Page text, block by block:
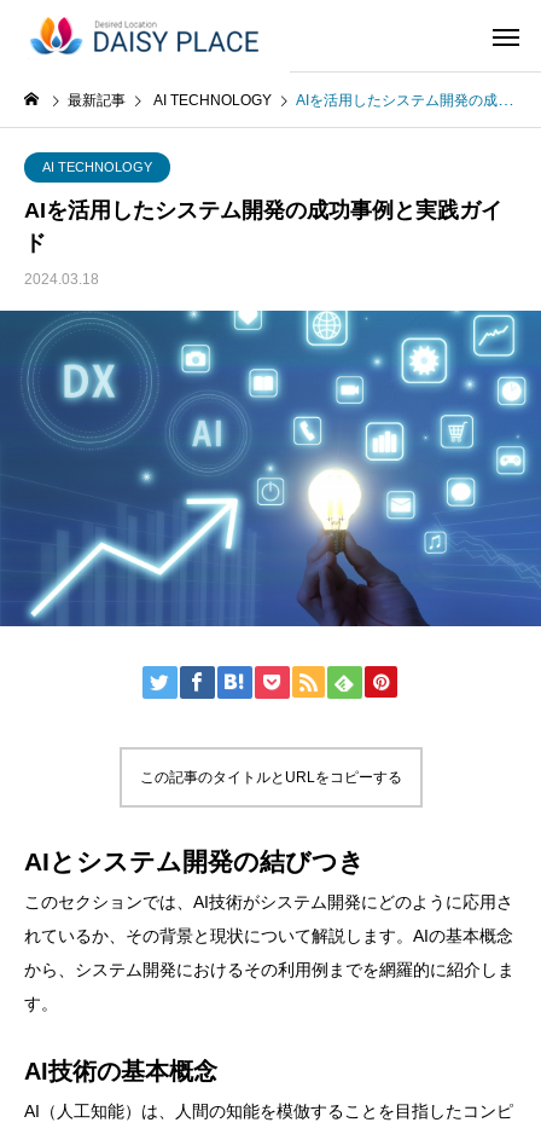
最新記事 AI TECHNOLOGY AIを活用したシステム開発の成功事例と実践ガイド
AI TECHNOLOGY
AIを活用したシステム開発の成功事例と実践ガイ
ド
2024.03.18
この記事のタイトルとURLをコピーする
AIとシステム開発の結びつき
このセクションでは、AI技術がシステム開発にどのように応用さ
れているか、その背景と現状について解説します。AIの基本概念
から、システム開発におけるその利用例までを網羅的に紹介しま
す。
AI技術の基本概念
AI（人工知能）は、人間の知能を模倣することを目指したコンピ